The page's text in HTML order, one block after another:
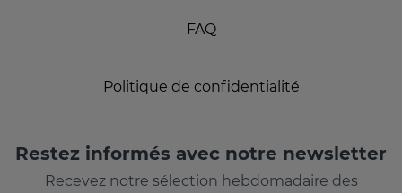
FAQ
Politique de confidentialité
Restez informés avec notre newsletter
Recevez notre sélection hebdomadaire des